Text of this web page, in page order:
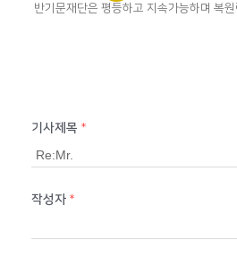
반기문재단은 평등하고 지속가능하며 복
기사제목 *
작성자 *